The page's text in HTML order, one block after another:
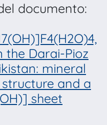
documento:
the Darai-Pioz
mineral
and a
sheet